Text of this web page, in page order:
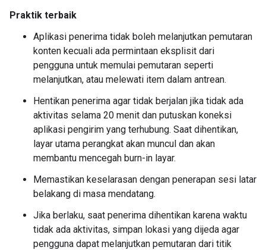
Praktik terbaik
Aplikasi penerima tidak boleh melanjutkan pemutaran
konten kecuali ada permintaan eksplisit dari
pengguna untuk memulai pemutaran seperti
melanjutkan, atau melewati item dalam antrean.
Hentikan penerima agar tidak berjalan jika tidak ada
aktivitas selama 20 menit dan putuskan koneksi
aplikasi pengirim yang terhubung. Saat dihentikan,
layar utama perangkat akan muncul dan akan
membantu mencegah burn-in layar.
Memastikan keselarasan dengan penerapan sesi latar
belakang di masa mendatang.
Jika berlaku, saat penerima dihentikan karena waktu
tidak ada aktivitas, simpan lokasi yang dijeda agar
pengguna dapat melanjutkan pemutaran dari titik